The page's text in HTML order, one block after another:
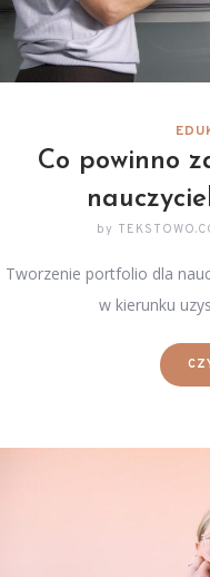
Co powinno
by
Tworzenie portfolio dla
w kierunku